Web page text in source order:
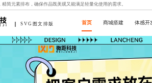
简元素排布，确保作品既美观又能满足轻量化使用的需求。
SVG图文排版 首页 商城搭建 体感开